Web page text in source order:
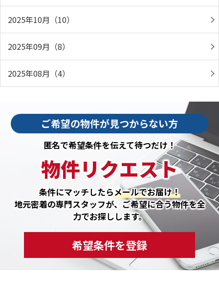
2025年10月（10）
2025年09月（8）
2025年08月（4）
ご希望の物件が見つからない方
匿名で希望条件を伝えて待つだけ！
物件リクエスト
条件にマッチしたらメールでお届け！
地元密着の専門スタッフが、ご希望に合う物件を全
力でお探しします。
希望条件を登録